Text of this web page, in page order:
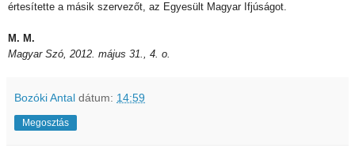
értesítette a másik szervezőt, az Egyesült Magyar Ifjúságot.
M. M.
Magyar Szó, 2012. május 31., 4. o.
Bozóki Antal dátum: 14:59
Megosztás